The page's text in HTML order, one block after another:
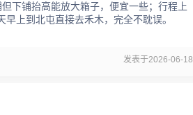
下铺抬高能放大箱子，便宜一些；行程上
上到北屯直接去禾木，完全不耽误。
发表于2026-06-18